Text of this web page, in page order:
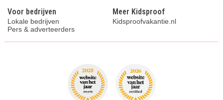
Voor bedrijven
Lokale bedrijven
Pers & adverteerders
Meer Kidsproof
Kidsproofvakantie.nl